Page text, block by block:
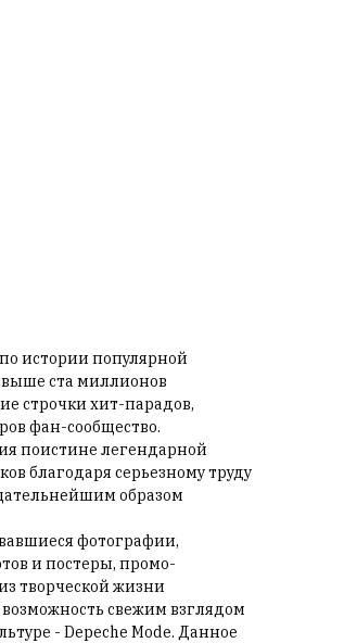
истории популярной
ста миллионов
строчки хит-парадов,
фан-сообщество.
поистине легендарной
благодаря серьезному труду
образом
фотографии,
и постеры, промо-
творческой жизни
свежим взглядом
- Depeche Mode. Данное